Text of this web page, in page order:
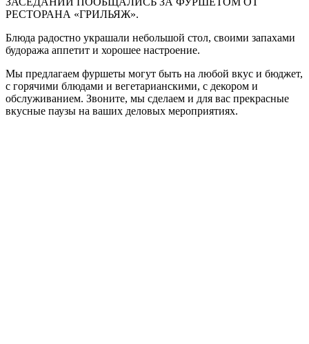
РЕСТОРАНА «ГРИЛЬЯЖ».
Блюда радостно украшали небольшой стол, своими запахами
будоража аппетит и хорошее настроение.
Мы предлагаем фуршеты могут быть на любой вкус и бюджет,
с горячими блюдами и вегетарианскими, с декором и
обслуживанием. Звоните, мы сделаем и для вас прекрасные
вкусные паузы на ваших деловых мероприятиях.